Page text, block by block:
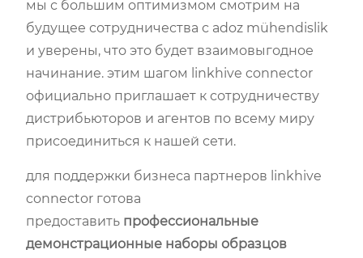
мы с большим оптимизмом смотрим на
будущее сотрудничества с adoz mühendislik
и уверены, что это будет взаимовыгодное
начинание. этим шагом linkhive connector
официально приглашает к сотрудничеству
дистрибьюторов и агентов по всему миру
присоединиться к нашей сети.
для поддержки бизнеса партнеров linkhive
connector готова
предоставить профессиональные
демонстрационные наборы образцов